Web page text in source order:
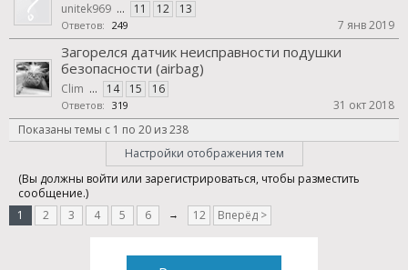
unitek969 ... 11 12 13
Ответов: 249 7 янв 2019
Загорелся датчик неисправности подушки
безопасности (airbag)
Clim ... 14 15 16
Ответов: 319
31 окт 2018
Показаны темы с 1 по 20 из 238
Настройки отображения тем
(Вы должны войти или зарегистрироваться, чтобы разместить
сообщение.)
1
2 3 4 5 6 → 12 Вперёд >